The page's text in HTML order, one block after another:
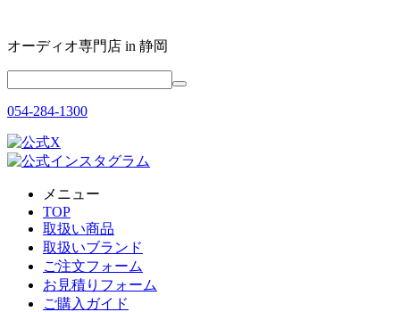
オーディオ専門店 in 静岡
054-284-1300
メニュー
TOP
取扱い商品
取扱いブランド
ご注文フォーム
お見積りフォーム
ご購入ガイド